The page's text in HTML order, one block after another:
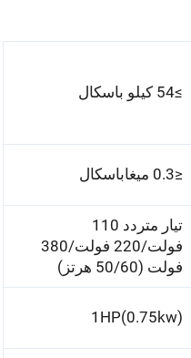
≥54 كيلو باسكال
≤0.3 ميغاباسكال
تيار متردد 110
فولت/220 فولت/380
فولت (50/60 هرتز)
1HP(0.75kw)